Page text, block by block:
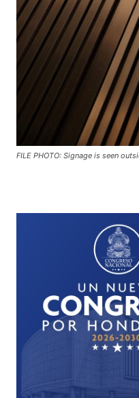
FILE PHOTO: Signage is seen